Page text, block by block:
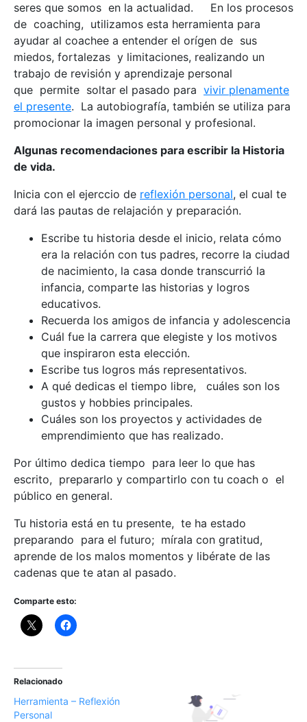
seres que somos en la actualidad. En los procesos
de coaching, utilizamos esta herramienta para
ayudar al coachee a entender el orígen de sus
miedos, fortalezas y limitaciones, realizando un
trabajo de revisión y aprendizaje personal
que permite soltar el pasado para vivir plenamente
el presente. La autobiografía, también se utiliza para
promocionar la imagen personal y profesional.
Algunas recomendaciones para escribir la Historia
de vida.
Inicia con el ejerccio de reflexión personal, el cual te
dará las pautas de relajación y preparación.
Escribe tu historia desde el inicio, relata cómo
era la relación con tus padres, recorre la ciudad
de nacimiento, la casa donde transcurrió la
infancia, comparte las historias y logros
educativos.
Recuerda los amigos de infancia y adolescencia
Cuál fue la carrera que elegiste y los motivos
que inspiraron esta elección.
Escribe tus logros más representativos.
A qué dedicas el tiempo libre, cuáles son los
gustos y hobbies principales.
Cuáles son los proyectos y actividades de
emprendimiento que has realizado.
Por último dedica tiempo para leer lo que has
escrito, prepararlo y compartirlo con tu coach o el
público en general.
Tu historia está en tu presente, te ha estado
preparando para el futuro; mírala con gratitud,
aprende de los malos momentos y libérate de las
cadenas que te atan al pasado.
Comparte esto:
Relacionado
Herramienta – Reflexión
Personal